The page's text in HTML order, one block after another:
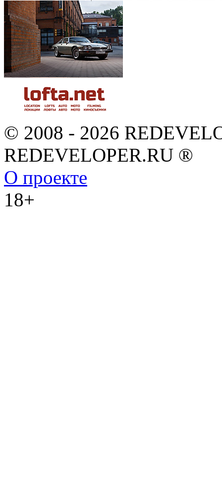
© 2008 - 2026
REDEVELOPER.RU ®
О проекте
18+